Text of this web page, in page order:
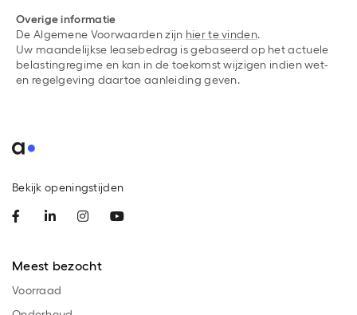
Overige informatie
De Algemene Voorwaarden zijn hier te vinden.
Uw maandelijkse leasebedrag is gebaseerd op het actuele
belastingregime en kan in de toekomst wijzigen indien wet-
en regelgeving daartoe aanleiding geven.
Bekijk openingstijden
Meest bezocht
Voorraad